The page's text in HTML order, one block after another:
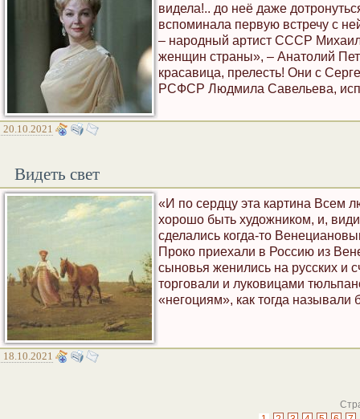
видела!.. до неё даже
вспоминала первую встречу с
– народный артист СССР
женщин страны», – Анатолий
красавица, прелесть! Они с
РСФСР Людмила Савельева,
20.10.2021
Видеть свет
«И по сердцу эта картина Всем
хорошо быть художником, и,
сделались когда-то
Проко приехали в Россию из
сыновья женились на русских и
торговали и луковицами
«негоциям», как тогда называли
18.10.2021